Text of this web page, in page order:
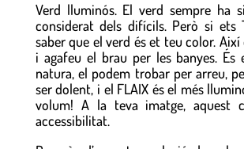
Verd lluminós. El verd sempre ha
considerat dels difícils. Però si ets
saber que el verd és et teu color.
i agafeu el brau per les banyes. És
natura, el podem trobar per arreu,
ser dolent, i el FLAIX és el més
volum! A la teva imatge, aquest
accessibilitat.